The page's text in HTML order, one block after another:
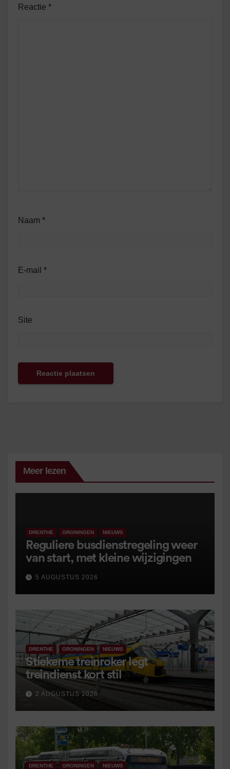
Reactie *
Naam *
E-mail *
Site
Meer lezen
DRENTHE GRONINGEN NIEUWS
Reguliere busdienstregeling weer
van start, met kleine wijzigingen
5 AUGUSTUS 2026
DRENTHE GRONINGEN NIEUWS
Stiekeme treinroker legt
treindienst kort stil
2 AUGUSTUS 2026
DRENTHE GRONINGEN NIEUWS